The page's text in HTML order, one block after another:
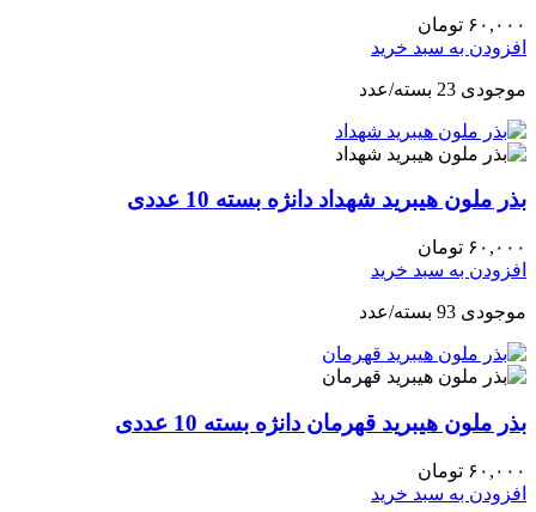
۶۰,۰۰۰ تومان
افزودن به سبد خرید
موجودی 23 بسته/عدد
بذر ملون هیبرید شهداد دانژه بسته 10 عددی
۶۰,۰۰۰ تومان
افزودن به سبد خرید
موجودی 93 بسته/عدد
بذر ملون هیبرید قهرمان دانژه بسته 10 عددی
۶۰,۰۰۰ تومان
افزودن به سبد خرید